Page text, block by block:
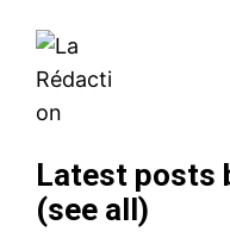
Latest posts
(see all)